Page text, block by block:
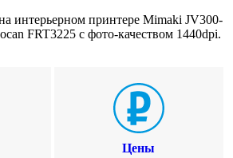
интерьерном принтере Mimaki JV300-
FRT3225 с фото-качеством 1440dpi.
Цены